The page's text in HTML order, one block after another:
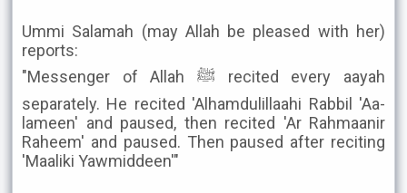
Ummi Salamah (may Allah be pleased with her)
reports:
"Messenger of Allah ﷺ recited every aayah
separately. He recited 'Alhamdulillaahi Rabbil 'Aa-
lameen' and paused, then recited 'Ar Rahmaanir
Raheem' and paused. Then paused after reciting
'Maaliki Yawmiddeen'"